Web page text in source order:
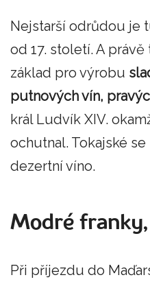
Nejstarší odrůdou je
od 17. století. A
základ pro výrobu
putnových vín,
král Ludvík XIV.
ochutnal. Tokajské
dezertní víno.
Modré
Při příjezdu do